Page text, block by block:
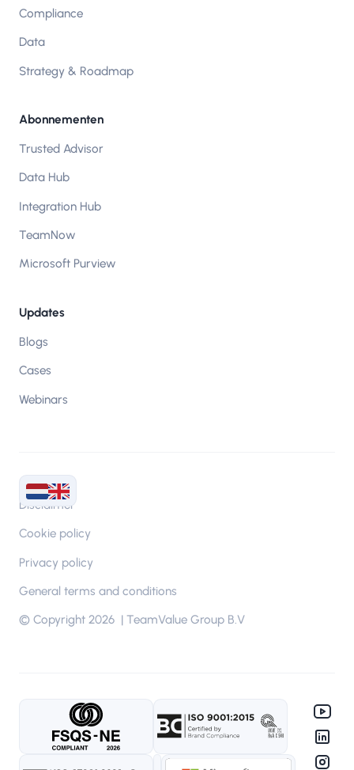
Compliance
Data
Strategy & Roadmap
Abonnementen
Trusted Advisor
Data Hub
Integration Hub
TeamNow
Microsoft Purview
Updates
Blogs
Cases
Webinars
© Copyright 2026 | TeamValue Group B.V
Disclaimer
Cookie policy
Privacy policy
General terms and conditions